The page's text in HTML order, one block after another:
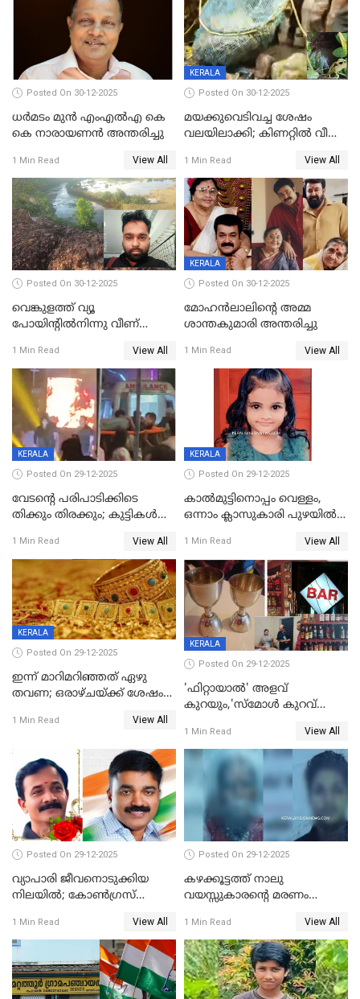
Posted On 30-12-2025
ധർമടം മുൻ എംഎല്‍എ കെ
കെ നാരായണന്‍ അന്തരിച്ചു
1 Min Read View All
KERALA
Posted On 30-12-2025
മയക്കുവെടിവച്ച ശേഷം
വലയിലാക്കി; കിണറ്റിൽ വീണ
1 Min Read View All
Posted On 30-12-2025
വെങ്കുളത്ത് വ്യൂ
പോയിന്റിൽനിന്നു വീണ്
1 Min Read View All
KERALA
Posted On 30-12-2025
മോഹന്‍ലാലിന്‍റെ അമ്മ
ശാന്തകുമാരി അന്തരിച്ചു
1 Min Read View All
KERALA
Posted On 29-12-2025
വേടന്റെ പരിപാടിക്കിടെ
തിക്കും തിരക്കും; കുട്ടികള്‍
പരിക്ക്; പാളം മറികടന്ന
യുവാവ് ട്രെയിന്‍ തട്ടി മരിച്ചു
1 Min Read View All
KERALA
Posted On 29-12-2025
കാൽമുട്ടിനൊപ്പം വെള്ളം,
ഒന്നാം ക്ലാസുകാരി പുഴയിൽ
കുട്ടികൾക്കൊപ്പം
കളിക്കുന്നതിനിടെ
1 Min Read View All
KERALA
Posted On 29-12-2025
ഇന്ന് മാറിമറിഞ്ഞത് ഏഴു
തവണ; ഒരാഴ്ചയ്ക്ക് ശേഷം
1 Min Read View All
KERALA
Posted On 29-12-2025
'ഫിറ്റായാൽ' അളവ്
കുറയും,'സ്‌മോൾ കുറവ്
പിഴ
1 Min Read View All
Posted On 29-12-2025
വ്യാപാരി ജീവനൊടുക്കിയ
നിലയില്‍; കോണ്‍ഗ്രസ്
മാനസികപീഡനമെന്ന് കുറിപ്പ്
1 Min Read View All
Posted On 29-12-2025
കഴക്കൂട്ടത്ത് നാലു
വയസ്സുകാരന്റെ മരണം
സുഹൃത്തും പൊലീസ്
കസ്റ്റഡിയിൽ
1 Min Read View All